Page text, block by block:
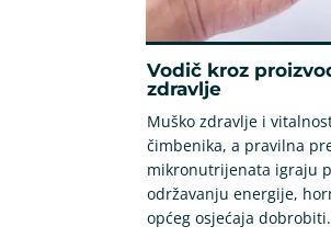
Vodič kroz
zdravlje
Muško zdravlje i
čimbenika, a pravilna
mikronutrijenata igraju
održavanju energije,
općeg osjećaja